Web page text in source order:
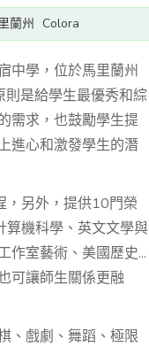
蘭州 Colora
中學，位於馬里蘭州
是給學生最優秀和綜
需求，也鼓勵學生提
進心和激發學生的潛
，另外，提供10門榮
機科學、英文文學與
作室藝術、美國歷史...
可讓師生關係更融
、戲劇、舞蹈、極限